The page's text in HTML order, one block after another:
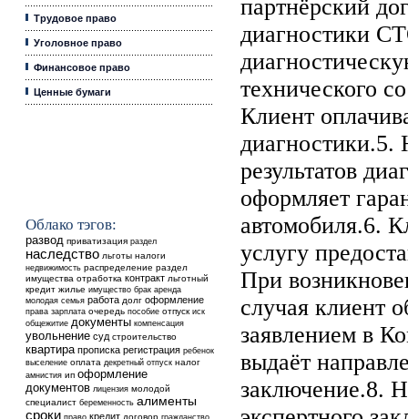
Трудовое право
Уголовное право
Финансовое право
Ценные бумаги
Облако тэгов:
развод приватизация раздел
наследство льготы налоги
недвижимость распределение раздел
имущества отработка контракт льготный
кредит жилье имущество брак аренда
молодая семья работа долг оформление
права зарплата очередь пособие отпуск иск
общежитие документы компенсация
увольнение суд строительство
квартира прописка регистрация ребенок
выселение оплата декретный отпуск налог
амнистия ип оформление
документов лицензия молодой
специалист беременность алименты
сроки право кредит договор гражданство
партнёрский
диагностики
технического
Клиент
диагностики.5.
результатов
оформляет
автомобиля.6.
услугу
При
случая клиент
заявлением в
выдаёт
заключение.8.